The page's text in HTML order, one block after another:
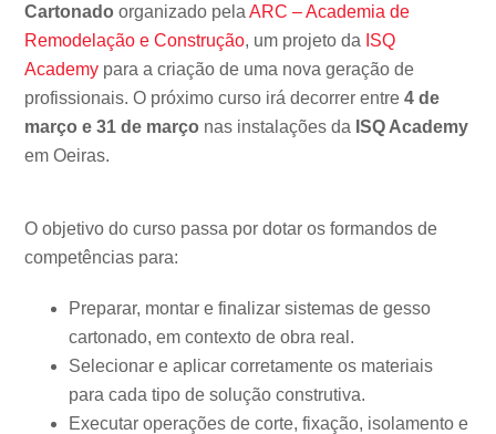
Cartonado organizado pelaARC – Academia de
Remodelação e Construção, um projeto da ISQ
Academy para a criação de uma nova geração de
profissionais. O próximo curso irá decorrer entre4 de
março e 31 de março nas instalações da ISQ Academy
em Oeiras.
O objetivo do curso passa por dotar os formandos de
competências para:
Preparar, montar e finalizar sistemas de gesso
cartonado, em contexto de obra real.
Selecionar e aplicar corretamente os materiais
para cada tipo de solução construtiva.
Executar operações de corte, fixação, isolamento e